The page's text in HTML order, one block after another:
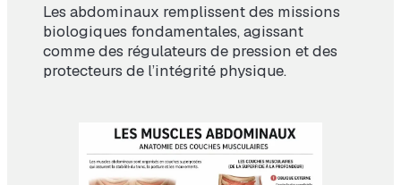
Les abdominaux remplissent des missions
biologiques fondamentales, agissant
comme des régulateurs de pression et des
protecteurs de l’intégrité physique.